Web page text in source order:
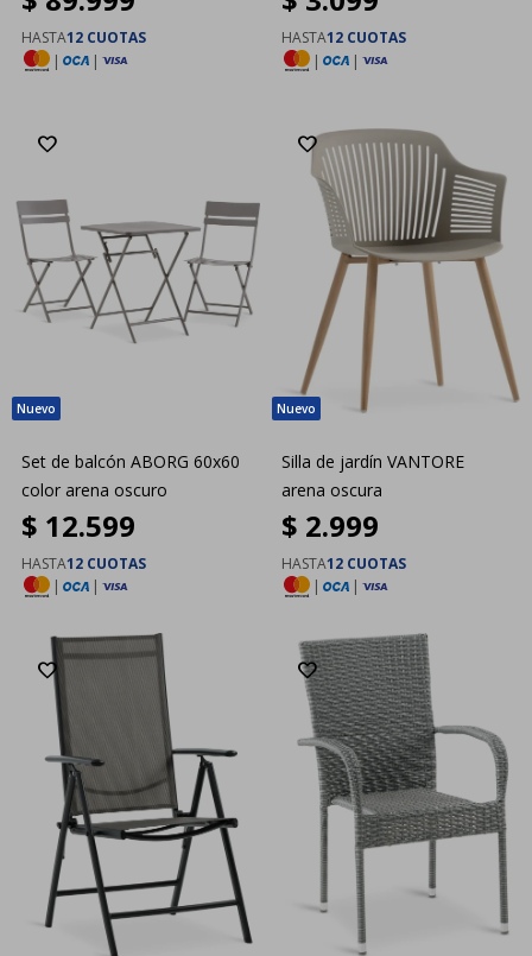
HASTA12 CUOTAS
|
|
HASTA12 CUOTAS
|
|
Set de balcón ABORG 60x60
color arena oscuro
$ 12.599
HASTA12 CUOTAS
|
|
Silla de jardín VANTORE
arena oscura
$ 2.999
HASTA12 CUOTAS
|
|